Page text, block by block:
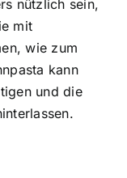
nützlich sein,
mit
wie zum
kann
und die